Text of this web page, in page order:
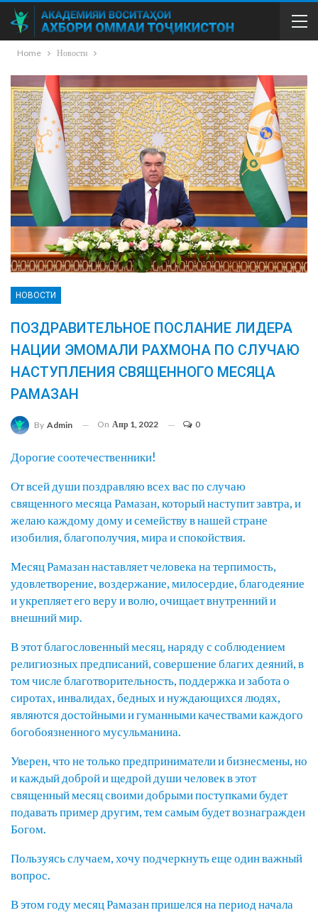
Home Новости
НОВОСТИ
ПОЗДРАВИТЕЛЬНОЕ ПОСЛАНИЕ ЛИДЕРА
НАЦИИ ЭМОМАЛИ РАХМОНА ПО СЛУЧАЮ
НАСТУПЛЕНИЯ СВЯЩЕННОГО МЕСЯЦА
РАМАЗАН
By Admin On Апр 1, 2022 0
Дорогие соотечественники!
От всей души поздравляю всех вас по случаю
священного месяца Рамазан, который наступит завтра, и
желаю каждому дому и семейству в нашей стране
изобилия, благополучия, мира и спокойствия.
Месяц Рамазан наставляет человека на терпимость,
удовлетворение, воздержание, милосердие, благодеяние
и укрепляет его веру и волю, очищает внутренний и
внешний мир.
В этот благословенный месяц, наряду с соблюдением
религиозных предписаний, совершение благих деяний, в
том числе благотворительность, поддержка и забота о
сиротах, инвалидах, бедных и нуждающихся людях,
являются достойными и гуманными качествами каждого
богобоязненного мусульманина.
Уверен, что не только предприниматели и бизнесмены, но
и каждый доброй и щедрой души человек в этот
священный месяц своими добрыми поступками будет
подавать пример другим, тем самым будет вознагражден
Богом.
Пользуясь случаем, хочу подчеркнуть еще один важный
вопрос.
В этом году месяц Рамазан пришелся на период начала